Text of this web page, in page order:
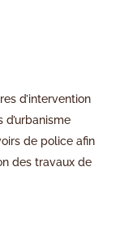
d’intervention
d’urbanisme
de police afin
des travaux de